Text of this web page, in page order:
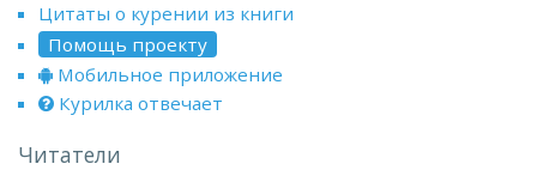
Цитаты о курении из книги
Помощь проекту
Мобильное приложение
Курилка отвечает
Читатели